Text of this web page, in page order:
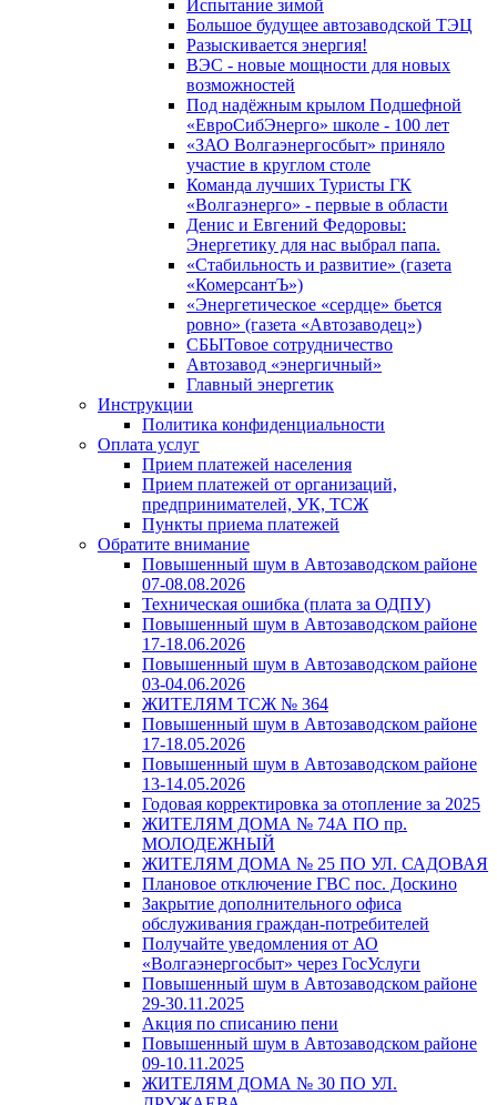
Испытание зимой
Большое будущее автозаводской ТЭЦ
Разыскивается энергия!
ВЭС - новые мощности для новых
возможностей
Под надёжным крылом Подшефной
«ЕвроСибЭнерго» школе - 100 лет
«ЗАО Волгаэнергосбыт» приняло
участие в круглом столе
Команда лучших Туристы ГК
«Волгаэнерго» - первые в области
Денис и Евгений Федоровы:
Энергетику для нас выбрал папа.
«Стабильность и развитие» (газета
«КомерсантЪ»)
«Энергетическое «сердце» бьется
ровно» (газета «Автозаводец»)
СБЫТовое сотрудничество
Автозавод «энергичный»
Главный энергетик
Инструкции
Политика конфиденциальности
Оплата услуг
Прием платежей населения
Прием платежей от организаций,
предпринимателей, УК, ТСЖ
Пункты приема платежей
Обратите внимание
Повышенный шум в Автозаводском районе
07-08.08.2026
Техническая ошибка (плата за ОДПУ)
Повышенный шум в Автозаводском районе
17-18.06.2026
Повышенный шум в Автозаводском районе
03-04.06.2026
ЖИТЕЛЯМ ТСЖ № 364
Повышенный шум в Автозаводском районе
17-18.05.2026
Повышенный шум в Автозаводском районе
13-14.05.2026
Годовая корректировка за отопление за 2025
ЖИТЕЛЯМ ДОМА № 74А ПО пр.
МОЛОДЕЖНЫЙ
ЖИТЕЛЯМ ДОМА № 25 ПО УЛ. САДОВАЯ
Плановое отключение ГВС пос. Доскино
Закрытие дополнительного офиса
обслуживания граждан-потребителей
Получайте уведомления от АО
«Волгаэнергосбыт» через ГосУслуги
Повышенный шум в Автозаводском районе
29-30.11.2025
Акция по списанию пени
Повышенный шум в Автозаводском районе
09-10.11.2025
ЖИТЕЛЯМ ДОМА № 30 ПО УЛ.